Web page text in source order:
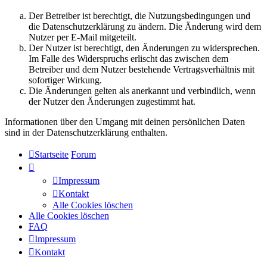
Der Betreiber ist berechtigt, die Nutzungsbedingungen und
die Datenschutzerklärung zu ändern. Die Änderung wird dem
Nutzer per E-Mail mitgeteilt.
Der Nutzer ist berechtigt, den Änderungen zu widersprechen.
Im Falle des Widerspruchs erlischt das zwischen dem
Betreiber und dem Nutzer bestehende Vertragsverhältnis mit
sofortiger Wirkung.
Die Änderungen gelten als anerkannt und verbindlich, wenn
der Nutzer den Änderungen zugestimmt hat.
Informationen über den Umgang mit deinen persönlichen Daten
sind in der Datenschutzerklärung enthalten.
Startseite Forum
Impressum
Kontakt
Alle Cookies löschen
Alle Cookies löschen
FAQ
Impressum
Kontakt